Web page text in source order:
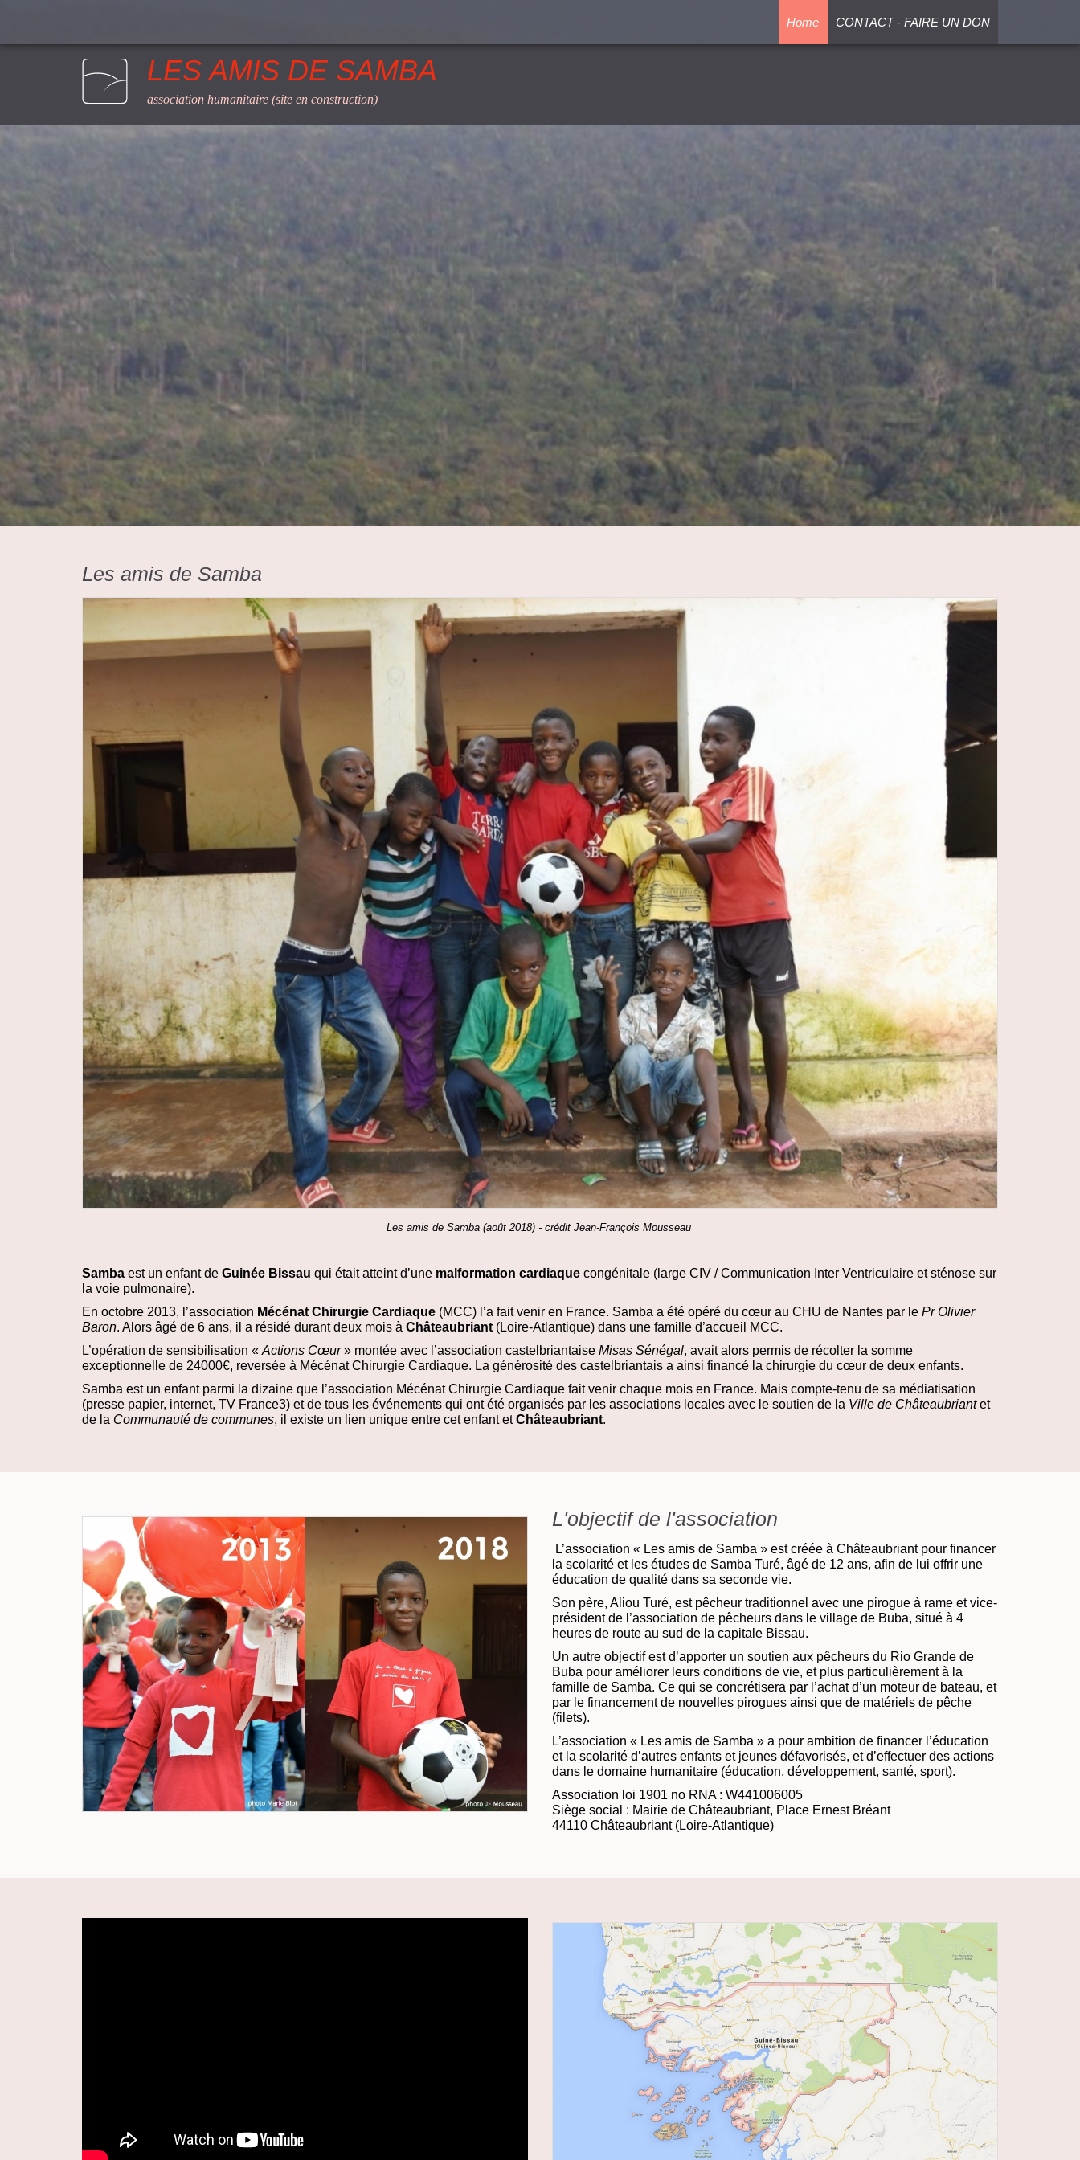
LES AMIS DE SAMBA
association humanitaire (site en construction)
Home CONTACT - FAIRE UN DON
Les amis de Samba
Les amis de Samba (août 2018) - crédit Jean-François Mousseau
Samba est un enfant de Guinée Bissau qui était atteint d’une malformation cardiaque congénitale (large CIV / Communication Inter Ventriculaire et sténose sur
la voie pulmonaire).
En octobre 2013, l’association Mécénat Chirurgie Cardiaque (MCC) l’a fait venir en France. Samba a été opéré du cœur au CHU de Nantes par le Pr Olivier
Baron. Alors âgé de 6 ans, il a résidé durant deux mois à Châteaubriant (Loire-Atlantique) dans une famille d’accueil MCC.
L’opération de sensibilisation « Actions Cœur» montée avec l’association castelbriantaise Misas Sénégal, avait alors permis de récolter la somme
exceptionnelle de 24000€, reversée à Mécénat Chirurgie Cardiaque. La générosité des castelbriantais a ainsi financé la chirurgie du cœur de deux enfants.
Samba est un enfant parmi la dizaine que l’association Mécénat Chirurgie Cardiaque fait venir chaque mois en France. Mais compte-tenu de sa médiatisation
(presse papier, internet, TV France3) et de tous les événements qui ont été organisés par les associations locales avec le soutien de la Ville de Châteaubriantet
de la Communauté de communes, il existe un lien unique entre cet enfant etChâteaubriant.
L'objectif de l'association
L’association « Les amis de Samba » est créée à Châteaubriant pour financer
la scolarité et les études de Samba Turé, âgé de 12 ans, afin de lui offrir une
éducation de qualité dans sa seconde vie.
Son père, Aliou Turé, est pêcheur traditionnel avec une pirogue à rame et vice-
président de l’association de pêcheurs dans le village de Buba, situé à 4
heures de route au sud de la capitale Bissau.
Un autre objectif est d’apporter un soutien aux pêcheurs du Rio Grande de
Buba pour améliorer leurs conditions de vie, et plus particulièrement à la
famille de Samba. Ce qui se concrétisera par l’achat d’un moteur de bateau, et
par le financement de nouvelles pirogues ainsi que de matériels de pêche
(filets).
L’association « Les amis de Samba » a pour ambition de financer l’éducation
et la scolarité d’autres enfants et jeunes défavorisés, et d’effectuer des actions
dans le domaine humanitaire (éducation, développement, santé, sport).
Association loi 1901 no RNA : W441006005
Siège social : Mairie de Châteaubriant, Place Ernest Bréant
44110 Châteaubriant (Loire-Atlantique)